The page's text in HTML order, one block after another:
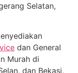
Selatan,
dan General
Murah di
dan Bekasi,